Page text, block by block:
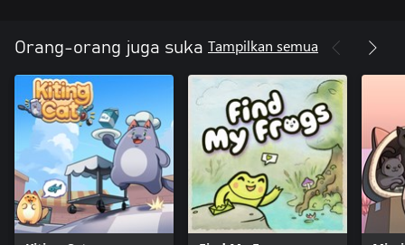
Orang-orang juga suka Tampilkan semua